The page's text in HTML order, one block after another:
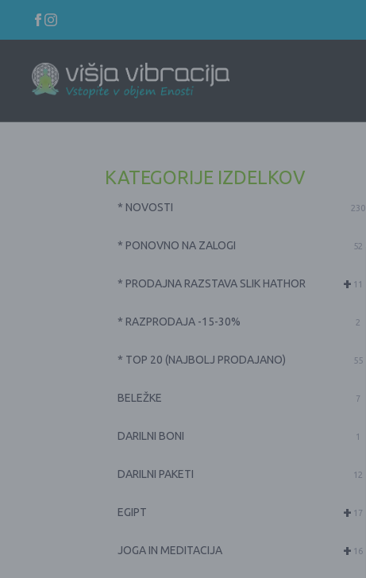
KATEGORIJE IZDELKOV
* NOVOSTI 230
* PONOVNO NA ZALOGI 52
+
* PRODAJNA RAZSTAVA SLIK HATHOR 11
* RAZPRODAJA -15-30% 2
* TOP 20 (NAJBOLJ PRODAJANO) 55
BELEŽKE 7
DARILNI BONI 1
DARILNI PAKETI 12
+
EGIPT 17
+
JOGA IN MEDITACIJA 16